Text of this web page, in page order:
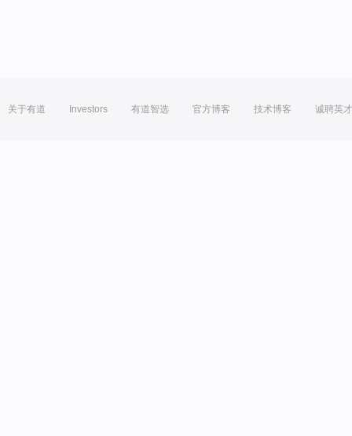
关于有道 Investors 有道智选 官方博客 技术博客 诚聘英才